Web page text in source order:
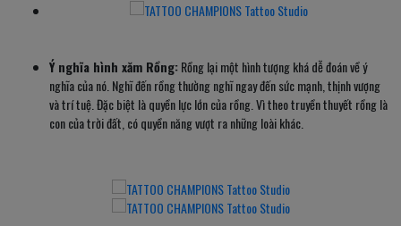
Ý nghĩa hình xăm Rồng:Rồng lại một hình tượng khá dễ đoán về ý
nghĩa của nó. Nghĩ đến rồng thường nghĩ ngay đến sức mạnh, thịnh vượng
và trí tuệ. Đặc biệt là quyền lực lớn của rồng. Vì theo truyền thuyết rồng là
con của trời đất, có quyền năng vượt ra những loài khác.